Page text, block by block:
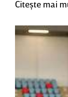
Citește mai